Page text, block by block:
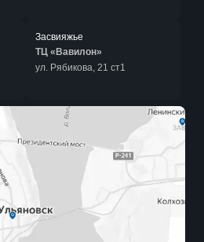
Засвияжье
ТЦ «Вавилон»
ул. Рябикова, 21 ст1